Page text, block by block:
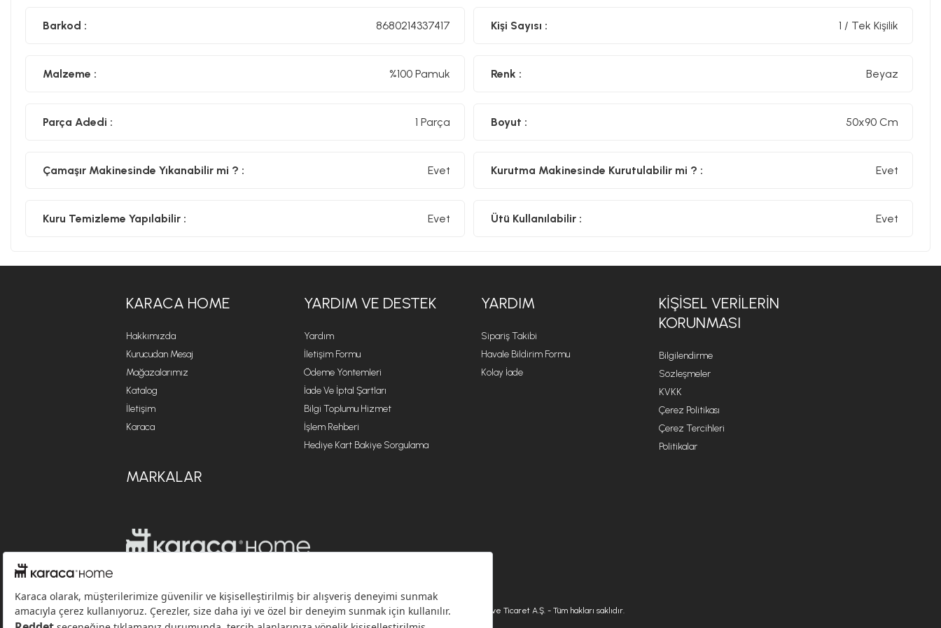
Barkod : 8680214337417 Kişi Sayısı : 1 / Tek Kişilik
Malzeme : %100 Pamuk Renk : Beyaz
Parça Adedi : 1 Parça Boyut : 50x90 Cm
Çamaşır Makinesinde Yıkanabilir mi ? : Evet Kurutma Makinesinde Kurutulabilir mi ? : Evet
Kuru Temizleme Yapılabilir : Evet Ütü Kullanılabilir : Evet
KARACA HOME
Hakkımızda
Kurucudan Mesaj
Mağazalarımız
Katalog
İletişim
Karaca
YARDIM VE DESTEK
Yardım
İletişim Formu
Ödeme Yöntemleri
İade Ve İptal Şartları
Bilgi Toplumu Hizmet
İşlem Rehberi
Hediye Kart Bakiye Sorgulama
YARDIM
Sipariş Takibi
Havale Bildirim Formu
Kolay İade
KİŞİSEL VERİLERİN
KORUNMASI
Bilgilendirme
Sözleşmeler
KVKK
Çerez Politikası
Çerez Tercihleri
Politikalar
MARKALAR
© 2026 Karaca Home Collection Tekstil Sanayi ve Ticaret A.Ş. - Tüm hakları saklıdır.